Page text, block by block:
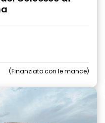
Finanziato con le mance